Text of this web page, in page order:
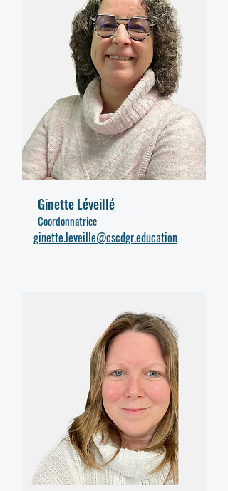
Ginette Léveillé
Coordonnatrice
ginette.leveille@cscdgr.education